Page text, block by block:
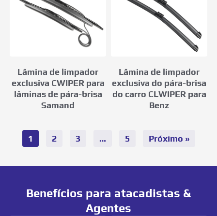
Lâmina de limpador
exclusiva CWIPER para
lâminas de pára-brisa
Samand
Lâmina de limpador
exclusiva do pára-brisa
do carro CLWIPER para
Benz
1 2 3 … 5 Próximo »
Benefícios para atacadistas &
Agentes